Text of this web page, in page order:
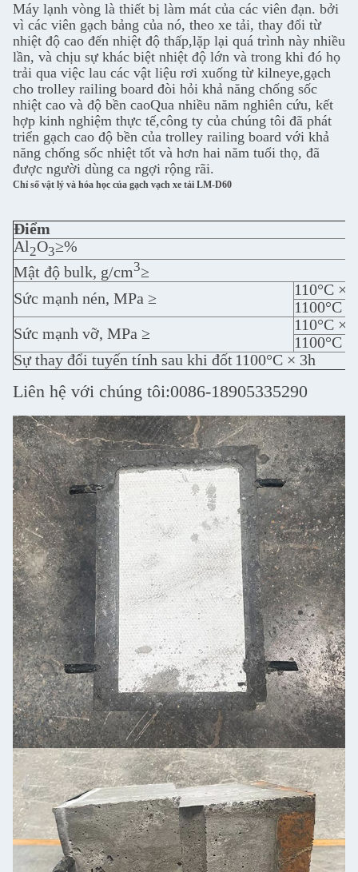
Máy lạnh vòng là thiết bị làm mát của các viên đạn. bởi
vì các viên gạch bảng của nó, theo xe tải, thay đổi từ
nhiệt độ cao đến nhiệt độ thấp,lặp lại quá trình này nhiều
lần, và chịu sự khác biệt nhiệt độ lớn và trong khi đó họ
trải qua việc lau các vật liệu rơi xuống từ kilneye,gạch
cho trolley railing board đòi hỏi khả năng chống sốc
nhiệt cao và độ bền caoQua nhiều năm nghiên cứu, kết
hợp kinh nghiệm thực tế,công ty của chúng tôi đã phát
triển gạch cao độ bền của trolley railing board với khả
năng chống sốc nhiệt tốt và hơn hai năm tuổi thọ, đã
được người dùng ca ngợi rộng rãi.
Chỉ số vật lý và hóa học của gạch vạch xe tải LM-D60
Điểm
Al2O3≥%
Mật độ bulk, g/cm3≥
Sức mạnh nén, MPa ≥
110°C ×
1100°C
Sức mạnh vỡ, MPa ≥
110°C ×
1100°C
Sự thay đổi tuyến tính sau khi đốt 1100°C × 3h
Liên hệ với chúng tôi:0086-18905335290